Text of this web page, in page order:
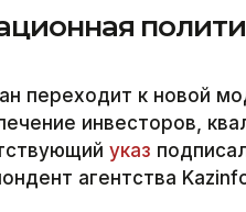
переходит к новой
инвесторов,
указ
агентства